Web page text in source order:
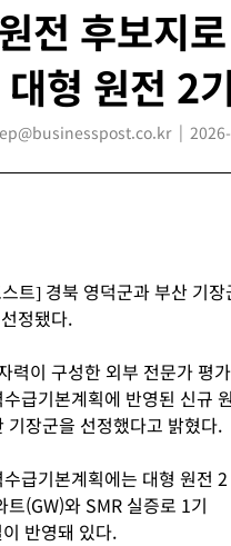
전 후보지
형 원전 2
트] 경북 영덕군과 부산 기
정됐다.
력이 구성한 외부 전문가 평
급기본계획에 반영된 신규
기장군을 선정했다고 밝혔다.
급기본계획에는 대형 원전 2
트(GW)와 SMR 실증로 1기
반영돼 있다.